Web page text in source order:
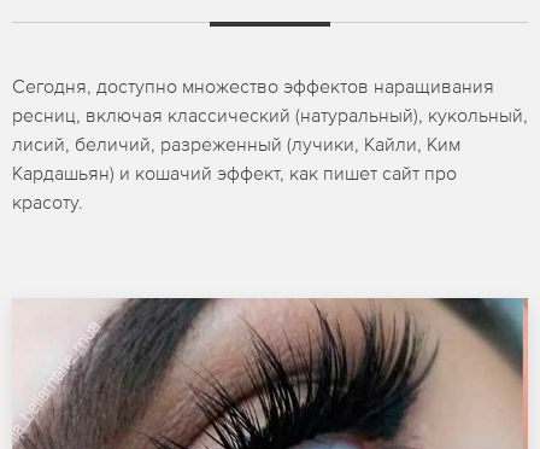
Сегодня, доступно множество эффектов наращивания
ресниц, включая классический (натуральный), кукольный,
лисий, беличий, разреженный (лучики, Кайли, Ким
Кардашьян) и кошачий эффект, как пишет сайт про
красоту.